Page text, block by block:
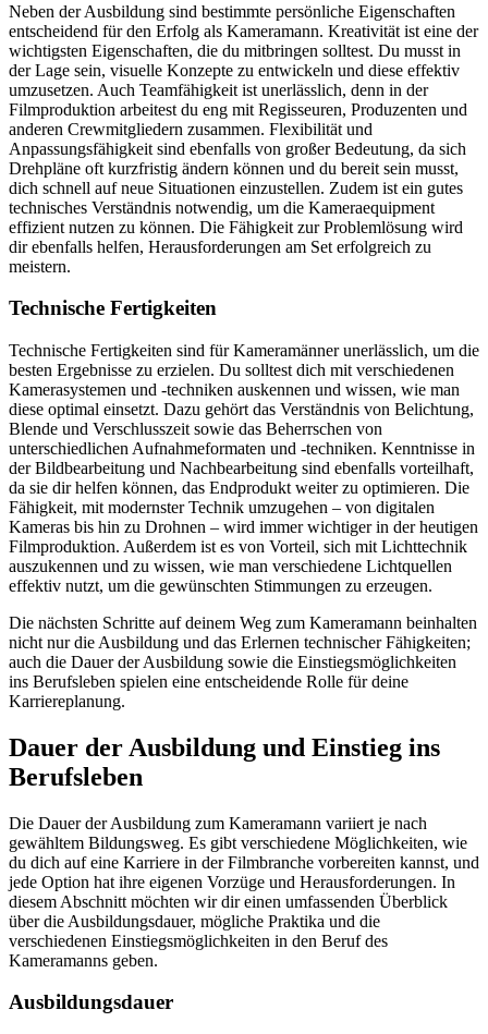
Neben der Ausbildung sind bestimmte persönliche Eigenschaften
entscheidend für den Erfolg als Kameramann. Kreativität ist eine der
wichtigsten Eigenschaften, die du mitbringen solltest. Du musst in
der Lage sein, visuelle Konzepte zu entwickeln und diese effektiv
umzusetzen. Auch Teamfähigkeit ist unerlässlich, denn in der
Filmproduktion arbeitest du eng mit Regisseuren, Produzenten und
anderen Crewmitgliedern zusammen. Flexibilität und
Anpassungsfähigkeit sind ebenfalls von großer Bedeutung, da sich
Drehpläne oft kurzfristig ändern können und du bereit sein musst,
dich schnell auf neue Situationen einzustellen. Zudem ist ein gutes
technisches Verständnis notwendig, um die Kameraequipment
effizient nutzen zu können. Die Fähigkeit zur Problemlösung wird
dir ebenfalls helfen, Herausforderungen am Set erfolgreich zu
meistern.
Technische Fertigkeiten
Technische Fertigkeiten sind für Kameramänner unerlässlich, um die
besten Ergebnisse zu erzielen. Du solltest dich mit verschiedenen
Kamerasystemen und -techniken auskennen und wissen, wie man
diese optimal einsetzt. Dazu gehört das Verständnis von Belichtung,
Blende und Verschlusszeit sowie das Beherrschen von
unterschiedlichen Aufnahmeformaten und -techniken. Kenntnisse in
der Bildbearbeitung und Nachbearbeitung sind ebenfalls vorteilhaft,
da sie dir helfen können, das Endprodukt weiter zu optimieren. Die
Fähigkeit, mit modernster Technik umzugehen – von digitalen
Kameras bis hin zu Drohnen – wird immer wichtiger in der heutigen
Filmproduktion. Außerdem ist es von Vorteil, sich mit Lichttechnik
auszukennen und zu wissen, wie man verschiedene Lichtquellen
effektiv nutzt, um die gewünschten Stimmungen zu erzeugen.
Die nächsten Schritte auf deinem Weg zum Kameramann beinhalten
nicht nur die Ausbildung und das Erlernen technischer Fähigkeiten;
auch die Dauer der Ausbildung sowie die Einstiegsmöglichkeiten
ins Berufsleben spielen eine entscheidende Rolle für deine
Karriereplanung.
Dauer der Ausbildung und Einstieg ins
Berufsleben
Die Dauer der Ausbildung zum Kameramann variiert je nach
gewähltem Bildungsweg. Es gibt verschiedene Möglichkeiten, wie
du dich auf eine Karriere in der Filmbranche vorbereiten kannst, und
jede Option hat ihre eigenen Vorzüge und Herausforderungen. In
diesem Abschnitt möchten wir dir einen umfassenden Überblick
über die Ausbildungsdauer, mögliche Praktika und die
verschiedenen Einstiegsmöglichkeiten in den Beruf des
Kameramanns geben.
Ausbildungsdauer